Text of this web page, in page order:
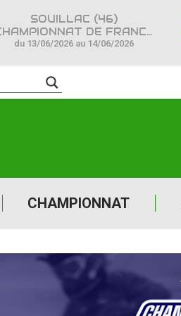
CHAMPIONNAT
SOUILLAC (46)
DE FRANCE CROSS COUNTRY IPONE
du 13/06/2026 au 14/06/2026